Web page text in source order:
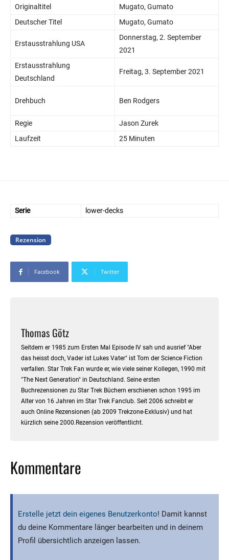
Originaltitel
Mugato, Gumato
Deutscher Titel
Mugato, Gumato
Erstausstrahlung USA
Donnerstag, 2. September
2021
Erstausstrahlung
Deutschland
Freitag, 3. September 2021
Drehbuch Ben Rodgers
Regie
Jason Zurek
Laufzeit
25 Minuten
Serie lower-decks
Rezension
Facebook Twitter
Thomas Götz
Seitdem er 1985 zum Ersten Mal Episode IV sah und ausrief "Aber
das heisst doch, Vader ist Lukes Vater" ist Tom der Science Fiction
verfallen. Star Trek Fan wurde er, wie viele seiner Kollegen, 1990 mit
"The Next Generation" in Deutschland. Seine ersten
Buchrezensionen zu Star Trek Büchern erschienen schon 1995 im
Alter von 16 Jahren im Star Trek Fanclub. Seit 2006 schreibt er
auch Online Rezensionen (ab 2009 Trekzone-Exklusiv) und hat
kürzlich seine 2000.Rezension veröffentlicht.
Kommentare
Erstelle jetzt dein eigenes Benutzerkonto! Damit kannst
du deine Kommentare länger bearbeiten und in deinem
Profil übersichtlich anzeigen lassen.